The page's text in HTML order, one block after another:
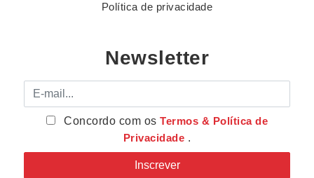
Política de privacidade
Newsletter
E-mail
Concordo com osTermos & Política de
Privacidade .